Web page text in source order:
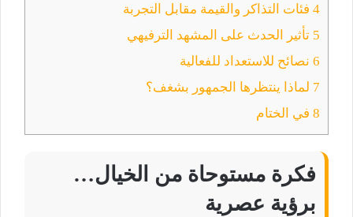
4 فئات التذاكر والقيمة مقابل التجربة
5 تأثير الحدث على المشهد الترفيهي
6 نصائح للاستعداد للفعالية
7 لماذا ينتظرها الجمهور بشغف؟
8 في الختام
فكرة مستوحاة من الخيال…
برؤية عصرية